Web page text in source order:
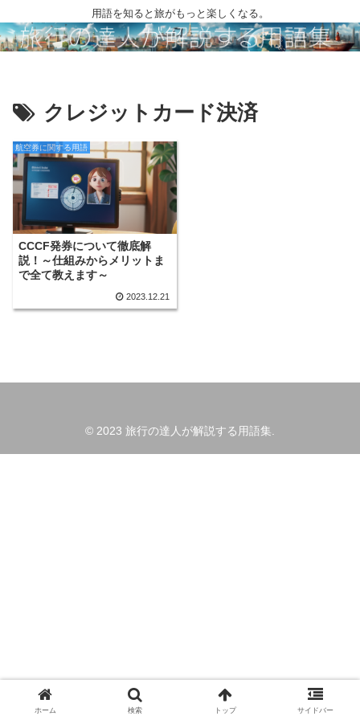
用語を知ると旅がもっと楽しくなる。
クレジットカード決済
航空券に関する用語
CCCF発券について徹底解
説！～仕組みからメリットま
で全て教えます～
2023.12.21
© 2023 旅行の達人が解説する用語集.
ホーム 検索 トップ サイドバー